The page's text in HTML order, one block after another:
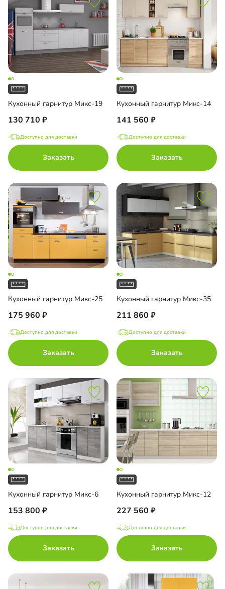
Кухонный гарнитур Микс-19
130 710
Доступно для доставки
Заказать
Кухонный гарнитур Микс-14
141 560
Доступно для доставки
Заказать
Кухонный гарнитур Микс-25
175 960
Доступно для доставки
Заказать
Кухонный гарнитур Микс-35
211 860
Доступно для доставки
Заказать
Кухонный гарнитур Микс-6
153 800
Доступно для доставки
Заказать
Кухонный гарнитур Микс-12
227 560
Доступно для доставки
Заказать